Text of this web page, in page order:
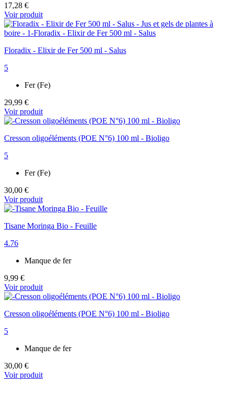
17,28 €
Voir produit
Floradix - Elixir de Fer 500 ml - Salus
5
Fer (Fe)
29,99 €
Voir produit
Cresson oligoéléments (POE N°6) 100 ml - Bioligo
5
Fer (Fe)
30,00 €
Voir produit
Tisane Moringa Bio - Feuille
4.76
Manque de fer
9,99 €
Voir produit
Cresson oligoéléments (POE N°6) 100 ml - Bioligo
5
Manque de fer
30,00 €
Voir produit